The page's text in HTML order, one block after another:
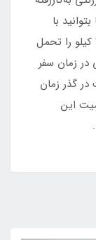
با
خیالی آسوده از آن استفاده کنید و تا وزن ۱۶۰ کیلو را تحمل
در زمان سفر
در گذر زمان
این